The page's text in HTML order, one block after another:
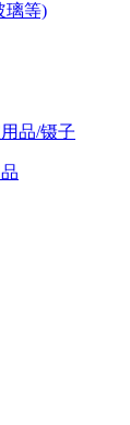
璃等)
品/镊子